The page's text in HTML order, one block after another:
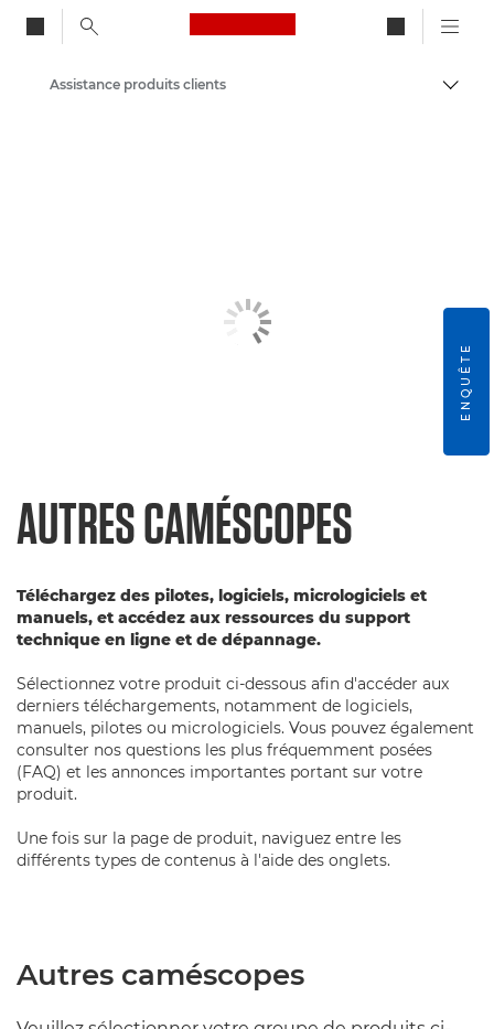
Canon Logo, back to
Assistance produits clients
AUTRES CAMÉSCOPES
Téléchargez des pilotes, logiciels, micrologiciels et
manuels, et accédez aux ressources du support
technique en ligne et de dépannage.
Sélectionnez votre produit ci-dessous afin d'accéder aux
derniers téléchargements, notamment de logiciels,
manuels, pilotes ou micrologiciels. Vous pouvez également
consulter nos questions les plus fréquemment posées
(FAQ) et les annonces importantes portant sur votre
produit.
Une fois sur la page de produit, naviguez entre les
différents types de contenus à l'aide des onglets.
Autres caméscopes
ENQUÊTE